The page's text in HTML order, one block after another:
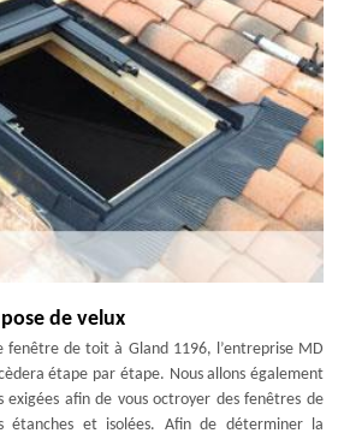
de velux
fenêtre de toit à Gland 1196, l’entreprise MD
étape par étape. Nous allons également
afin de vous octroyer des fenêtres de
et isolées. Afin de déterminer la